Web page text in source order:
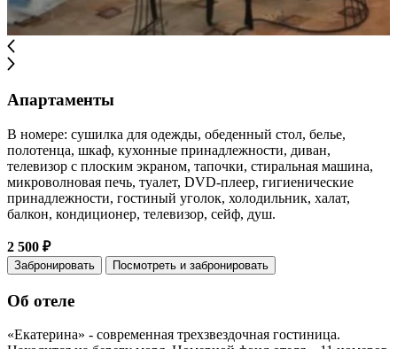
Апартаменты
В номере: сушилка для одежды, обеденный стол, белье,
полотенца, шкаф, кухонные принадлежности, диван,
телевизор с плоским экраном, тапочки, стиральная машина,
микроволновая печь, туалет, DVD-плеер, гигиенические
принадлежности, гостиный уголок, холодильник, халат,
балкон, кондиционер, телевизор, сейф, душ.
2 500 ₽
Забронировать Посмотреть и забронировать
Об отеле
«Екатерина» - современная трехзвездочная гостиница.